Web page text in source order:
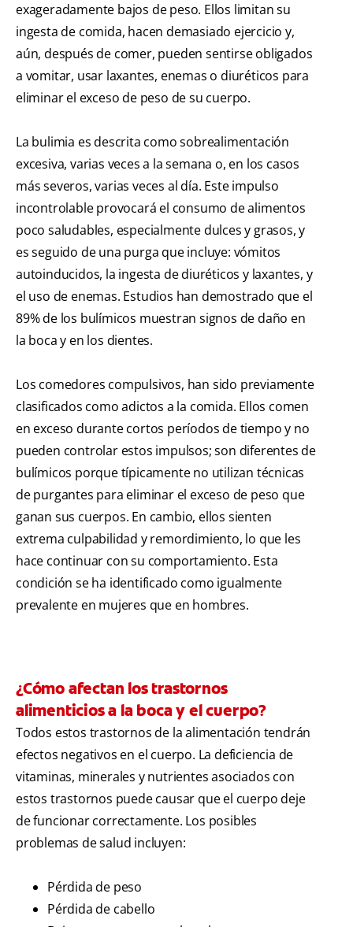
exageradamente bajos de peso. Ellos limitan su
ingesta de comida, hacen demasiado ejercicio y,
aún, después de comer, pueden sentirse obligados
a vomitar, usar laxantes, enemas o diuréticos para
eliminar el exceso de peso de su cuerpo.
La bulimia es descrita como sobrealimentación
excesiva, varias veces a la semana o, en los casos
más severos, varias veces al día. Este impulso
incontrolable provocará el consumo de alimentos
poco saludables, especialmente dulces y grasos, y
es seguido de una purga que incluye: vómitos
autoinducidos, la ingesta de diuréticos y laxantes, y
el uso de enemas. Estudios han demostrado que el
89% de los bulímicos muestran signos de daño en
la boca y en los dientes.
Los comedores compulsivos, han sido previamente
clasificados como adictos a la comida. Ellos comen
en exceso durante cortos períodos de tiempo y no
pueden controlar estos impulsos; son diferentes de
bulímicos porque típicamente no utilizan técnicas
de purgantes para eliminar el exceso de peso que
ganan sus cuerpos. En cambio, ellos sienten
extrema culpabilidad y remordimiento, lo que les
hace continuar con su comportamiento. Esta
condición se ha identificado como igualmente
prevalente en mujeres que en hombres.
¿Cómo afectan los trastornos
alimenticios a la boca y el cuerpo?
Todos estos trastornos de la alimentación tendrán
efectos negativos en el cuerpo. La deficiencia de
vitaminas, minerales y nutrientes asociados con
estos trastornos puede causar que el cuerpo deje
de funcionar correctamente. Los posibles
problemas de salud incluyen:
Pérdida de peso
Pérdida de cabello